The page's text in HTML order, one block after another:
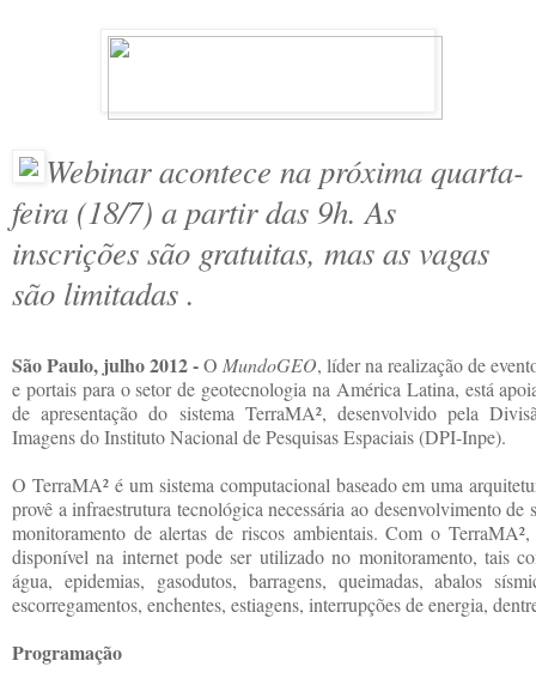
Webinar acontece na próxima quarta-
feira (18/7) a partir das 9h. As
inscrições são gratuitas, mas as vagas
são limitadas .
São Paulo, julho 2012 -O MundoGEO, líder na realização de
e portais para o setor de geotecnologia na América Latina, está
de apresentação do sistema TerraMA², desenvolvido pela
Imagens do Instituto Nacional de Pesquisas Espaciais (DPI-Inpe).
O TerraMA² é um sistema computacional baseado em uma
provê a infraestrutura tecnológica necessária ao desenvolvimento de
monitoramento de alertas de riscos ambientais. Com o
disponível na internet pode ser utilizado no monitoramento, tais
água, epidemias, gasodutos, barragens, queimadas, abalos
escorregamentos, enchentes, estiagens, interrupções de energia,
Programação